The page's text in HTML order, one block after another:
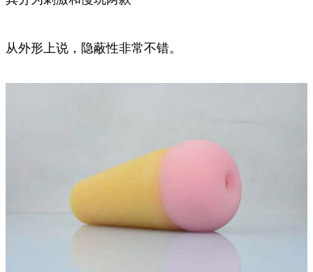
从外形上说，隐蔽性非常不错。